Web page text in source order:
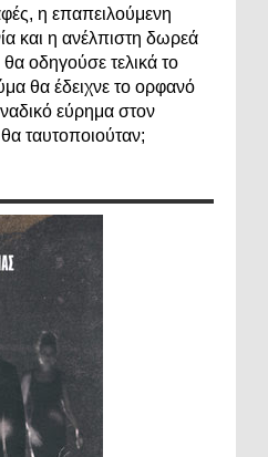
η επαπειλούμενη
και η ανέλπιστη δωρεά
οδηγούσε τελικά το
θα έδειχνε το ορφανό
εύρημα στον
ταυτοποιούταν;